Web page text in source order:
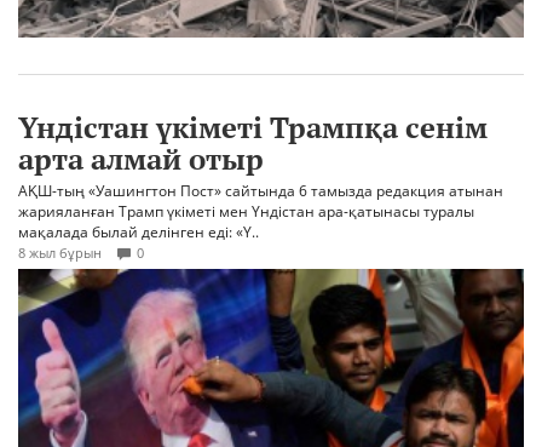
Үндістан үкіметі Трампқа сенім
арта алмай отыр
АҚШ-тың «Уашингтон Пост» сайтында 6 тамызда редакция атынан
жарияланған Трамп үкіметі мен Үндістан ара-қатынасы туралы
мақалада былай делінген еді: «Ү..
8 жыл бұрын 0